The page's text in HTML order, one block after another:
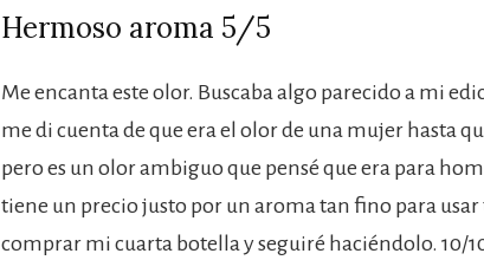
Hermoso aroma 5/5
Me encanta este olor. Buscaba algo parecido a mi
me di cuenta de que era el olor de una mujer hasta
pero es un olor ambiguo que pensé que era para
tiene un precio justo por un aroma tan fino para usar
comprar mi cuarta botella y seguiré haciéndolo. 10/